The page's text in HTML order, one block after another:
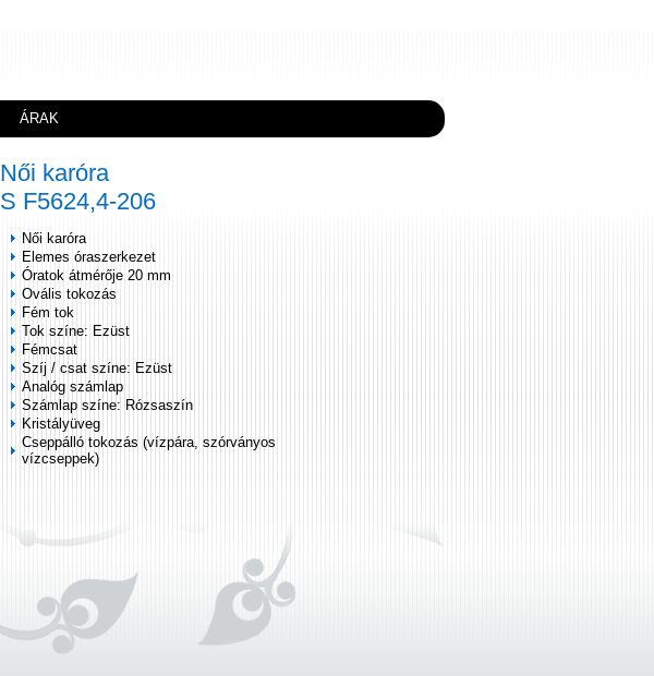
ÁRAK
Női karóra
S F5624,4-206
Női karóra
Elemes óraszerkezet
Óratok átmérője 20 mm
Ovális tokozás
Fém tok
Tok színe: Ezüst
Fémcsat
Szíj / csat színe: Ezüst
Analóg számlap
Számlap színe: Rózsaszín
Kristályüveg
Cseppálló tokozás (vízpára, szórványos
vízcseppek)